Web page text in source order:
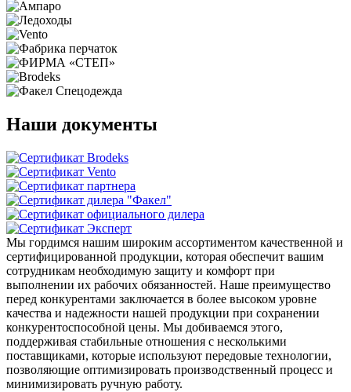
Наши документы
Мы гордимся нашим широким ассортиментом качественной и
сертифицированной продукции, которая обеспечит вашим
сотрудникам необходимую защиту и комфорт при
выполнении их рабочих обязанностей. Наше преимущество
перед конкурентами заключается в более высоком уровне
качества и надежности нашей продукции при сохранении
конкурентоспособной цены. Мы добиваемся этого,
поддерживая стабильные отношения с несколькими
поставщиками, которые используют передовые технологии,
позволяющие оптимизировать производственный процесс и
минимизировать ручную работу.